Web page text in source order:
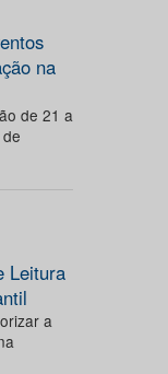
na
de 21 a
Leitura
a